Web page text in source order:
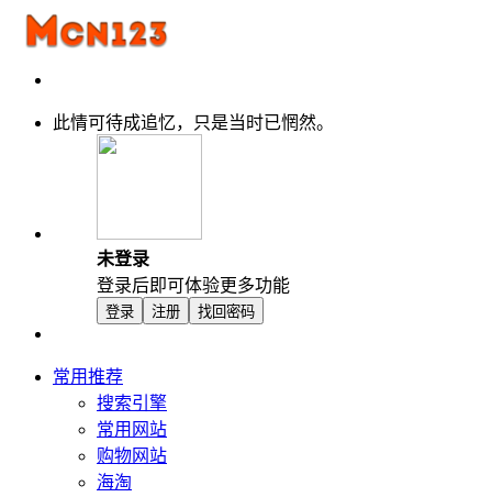
此情可待成追忆，只是当时已惘然。
未登录
登录后即可体验更多功能
登录 注册 找回密码
常用推荐
搜索引擎
常用网站
购物网站
海淘